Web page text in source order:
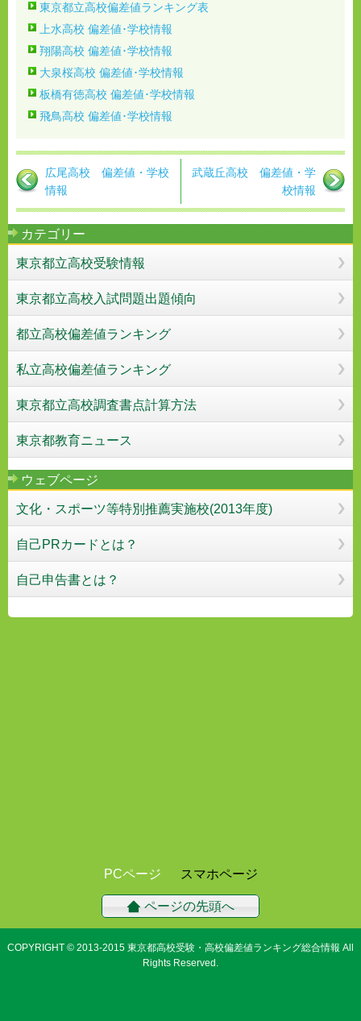
東京都立高校偏差値ランキング表
上水高校 偏差値･学校情報
翔陽高校 偏差値･学校情報
大泉桜高校 偏差値･学校情報
板橋有徳高校 偏差値･学校情報
飛鳥高校 偏差値･学校情報
広尾高校 偏差値・学校
情報
武蔵丘高校 偏差値・学
校情報
カテゴリー
東京都立高校受験情報
東京都立高校入試問題出題傾向
都立高校偏差値ランキング
私立高校偏差値ランキング
東京都立高校調査書点計算方法
東京都教育ニュース
ウェブページ
文化・スポーツ等特別推薦実施校(2013年度)
自己PRカードとは？
自己申告書とは？
PCページ スマホページ
ページの先頭へ
COPYRIGHT © 2013-2015 東京都高校受験・高校偏差値ランキング総合情報 All
Rights Reserved.